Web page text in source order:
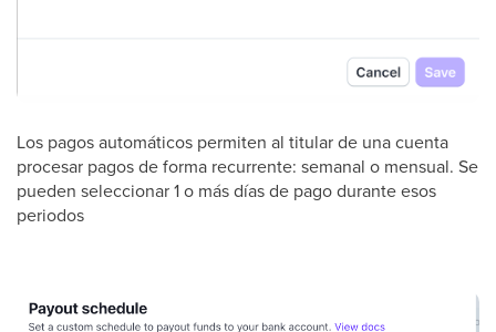
Los pagos automáticos permiten al titular de una cuenta
procesar pagos de forma recurrente: semanal o mensual. Se
pueden seleccionar 1 o más días de pago durante esos
periodos